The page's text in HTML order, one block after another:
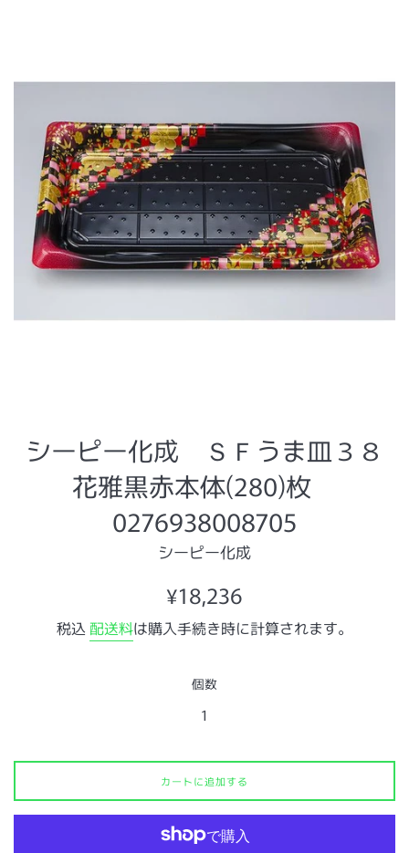
シーピー化成 ＳＦうま皿３８
花雅黒赤本体(280)枚
0276938008705
シーピー化成
通
価
¥18,236
税込 配送料は購入手続き時に計算されます。
個数
カートに追加する